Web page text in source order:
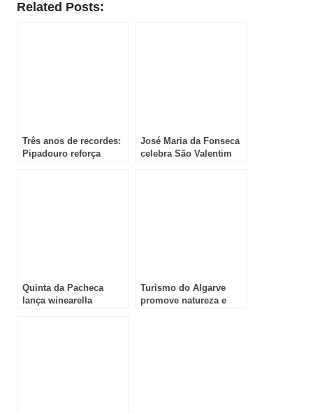
Related Posts:
Três anos de recordes:
Pipadouro reforça
José Maria da Fonseca
celebra São Valentim
Quinta da Pacheca
lança winearella
Turismo do Algarve
promove natureza e